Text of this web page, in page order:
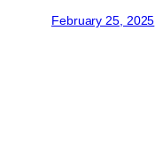
February 25, 2025